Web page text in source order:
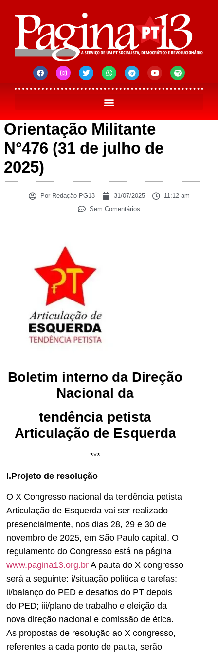
Orientação Militante
N°476 (31 de julho de
2025)
PorRedação PG13 31/07/2025
11:12 am
Sem Comentários
Boletim interno da Direção
Nacional da
tendência petista
Articulação de Esquerda
***
I.Projeto de resolução
O X Congresso nacional da tendência petista
Articulação de Esquerda vai ser realizado
presencialmente, nos dias 28, 29 e 30 de
novembro de 2025, em São Paulo capital. O
regulamento do Congresso está na página
www.pagina13.org.br A pauta do X congresso
será a seguinte: i/situação política e tarefas;
ii/balanço do PED e desafios do PT depois
do PED; iii/plano de trabalho e eleição da
nova direção nacional e comissão de ética.
As propostas de resolução ao X congresso,
referentes a cada ponto de pauta, serão